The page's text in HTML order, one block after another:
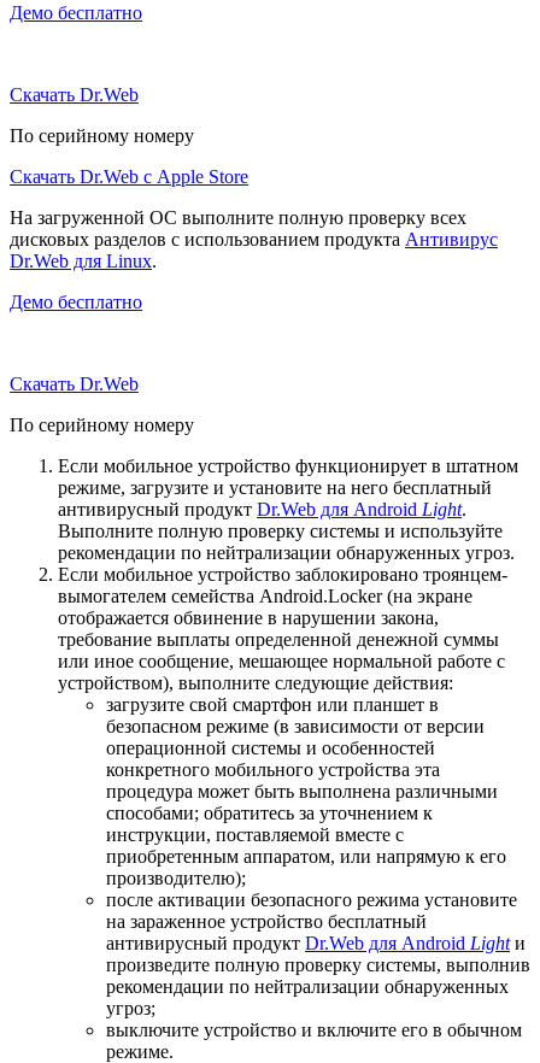
Демо бесплатно
Скачать Dr.Web
По серийному номеру
Скачать Dr.Web с Apple Store
На загруженной ОС выполните полную проверку всех
дисковых разделов с использованием продукта Антивирус
Dr.Web для Linux.
Демо бесплатно
Скачать Dr.Web
По серийному номеру
Если мобильное устройство функционирует в штатном
режиме, загрузите и установите на него бесплатный
антивирусный продукт Dr.Web для Android Light.
Выполните полную проверку системы и используйте
рекомендации по нейтрализации обнаруженных угроз.
Если мобильное устройство заблокировано троянцем-
вымогателем семейства Android.Locker (на экране
отображается обвинение в нарушении закона,
требование выплаты определенной денежной суммы
или иное сообщение, мешающее нормальной работе с
устройством), выполните следующие действия:
загрузите свой смартфон или планшет в
безопасном режиме (в зависимости от версии
операционной системы и особенностей
конкретного мобильного устройства эта
процедура может быть выполнена различными
способами; обратитесь за уточнением к
инструкции, поставляемой вместе с
приобретенным аппаратом, или напрямую к его
производителю);
после активации безопасного режима установите
на зараженное устройство бесплатный
антивирусный продукт Dr.Web для Android Lightи
произведите полную проверку системы, выполнив
рекомендации по нейтрализации обнаруженных
угроз;
выключите устройство и включите его в обычном
режиме.